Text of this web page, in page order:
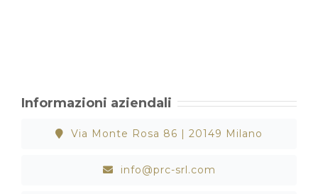
Informazioni aziendali
Via Monte Rosa 86 | 20149 Milano
info@prc-srl.com